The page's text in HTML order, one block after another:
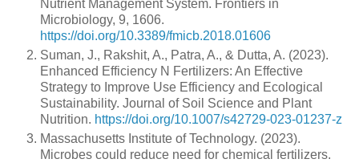
Nutrient Management System. Frontiers in
Microbiology, 9, 1606.
https://doi.org/10.3389/fmicb.2018.01606
Suman, J., Rakshit, A., Patra, A., & Dutta, A. (2023).
Enhanced Efficiency N Fertilizers: An Effective
Strategy to Improve Use Efficiency and Ecological
Sustainability. Journal of Soil Science and Plant
Nutrition. https://doi.org/10.1007/s42729-023-01237-z
Massachusetts Institute of Technology. (2023).
Microbes could reduce need for chemical fertilizers.